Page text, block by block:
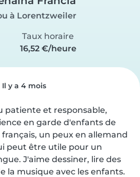
à Lorentzweiler
Taux horaire
16,52 €/heure
Il y a 4 mois
patiente et responsable,
en garde d'enfants de
français, un peux en allemand
peut être utile pour un
J'aime dessiner, lire des
la musique avec les enfants.